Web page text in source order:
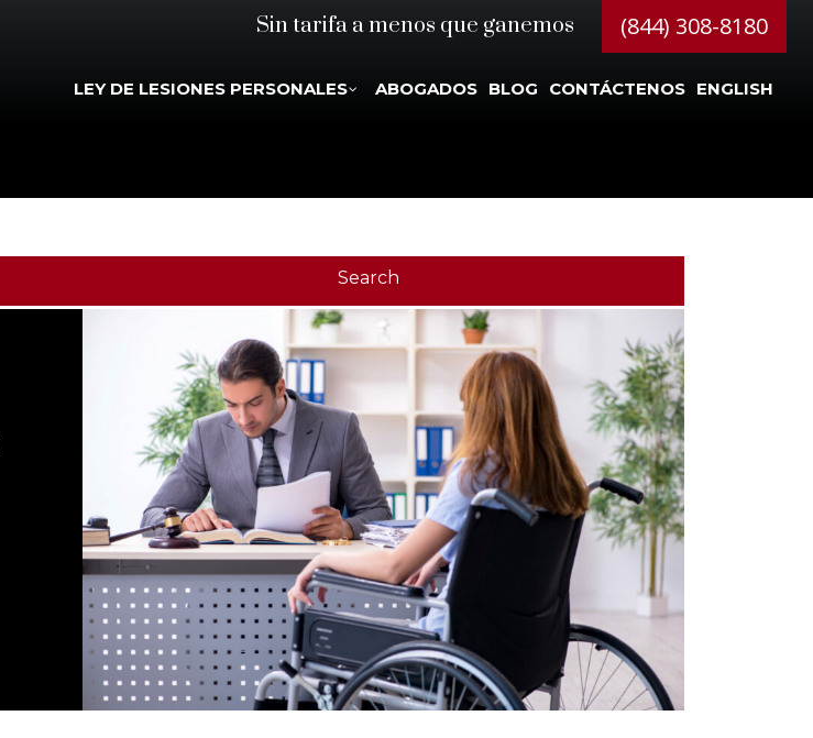
Sin tarifa a menos que ganemos (844) 308-8180
LEY DE LESIONES PERSONALES ABOGADOS BLOG CONTÁCTENOS ENGLISH
Search